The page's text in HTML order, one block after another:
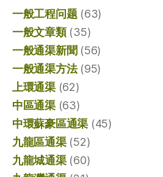
一般工程问题(63)
一般文章類(35)
一般通渠新聞 (56)
一般通渠方法(95)
上環通渠(62)
中區通渠(63)
中環蘇豪區通渠 (45)
九龍區通渠(52)
九龍城通渠(60)